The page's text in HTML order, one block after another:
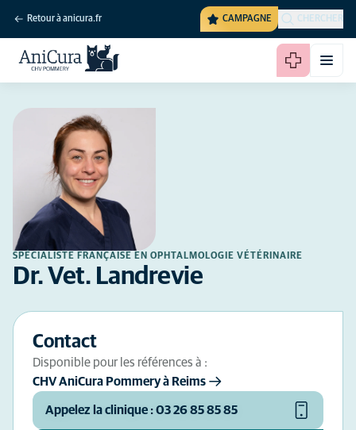
Retour à anicura.fr CAMPAGNE CHERCHER
SPÉCIALISTE FRANÇAISE EN OPHTALMOLOGIE VÉTÉRINAIRE
Dr. Vet. Landrevie
Contact
Disponible pour les références à :
CHV AniCura Pommery à Reims
Appelez la clinique : 03 26 85 85 85